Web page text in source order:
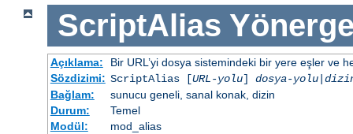
ScriptAlias
Açıklama:
Bir URL’yi dosya sistemindeki bir yere eşler ve
Sözdizimi: ScriptAlias [URL-yolu] dosya-yolu|
Bağlam:
sunucu geneli, sanal konak, dizin
Durum:
Temel
Modül:
mod_alias